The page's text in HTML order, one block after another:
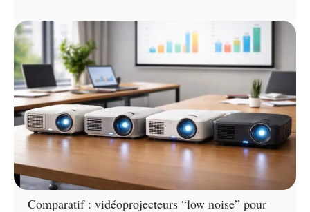
Comparatif : vidéoprojecteurs “low noise” pour